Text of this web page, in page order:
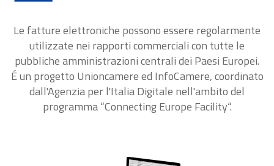
Le fatture elettroniche possono essere regolarmente
utilizzate nei rapporti commerciali con tutte le
pubbliche amministrazioni centrali dei Paesi Europei.
É un progetto Unioncamere ed InfoCamere, coordinato
dall'Agenzia per l'Italia Digitale nell'ambito del
programma “Connecting Europe Facility“.